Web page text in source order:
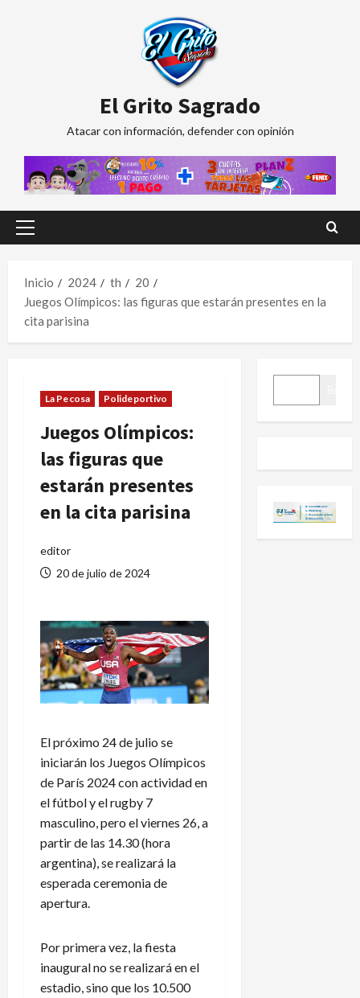
El Grito Sagrado
Atacar con información, defender con opinión
Menú
Inicio
2024 th
20
Juegos Olímpicos: las figuras que estarán presentes en la
cita parisina
La Pecosa Polideportivo
Juegos Olímpicos:
las figuras que
estarán presentes
en la cita parisina
editor
20 de julio de 2024
El próximo 24 de julio se
iniciarán los Juegos Olímpicos
de París 2024 con actividad en
el fútbol y el rugby 7
masculino, pero el viernes 26, a
partir de las 14.30 (hora
argentina), se realizará la
esperada ceremonia de
apertura.
Por primera vez, la fiesta
inaugural no se realizará en el
estadio, sino que los 10.500